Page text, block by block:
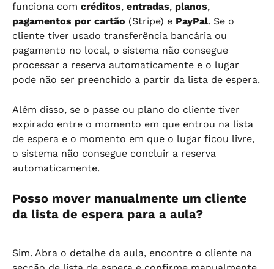
funciona com créditos, entradas, planos,
pagamentos por cartão (Stripe) e PayPal. Se o
cliente tiver usado transferência bancária ou
pagamento no local, o sistema não consegue
processar a reserva automaticamente e o lugar
pode não ser preenchido a partir da lista de espera.
Além disso, se o passe ou plano do cliente tiver
expirado entre o momento em que entrou na lista
de espera e o momento em que o lugar ficou livre,
o sistema não consegue concluir a reserva
automaticamente.
Posso mover manualmente um cliente
da lista de espera para a aula?
Sim. Abra o detalhe da aula, encontre o cliente na